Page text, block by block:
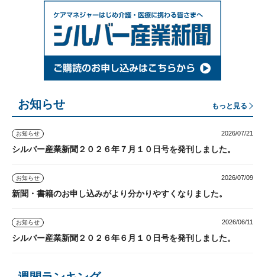
お知らせ もっと見る
お知らせ 2026/07/21
シルバー産業新聞２０２６年７月１０日号を発刊しました。
お知らせ 2026/07/09
新聞・書籍のお申し込みがより分かりやすくなりました。
お知らせ 2026/06/11
シルバー産業新聞２０２６年６月１０日号を発刊しました。